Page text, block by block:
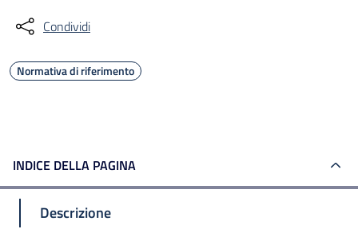
Condividi
Normativa di riferimento
INDICE DELLA PAGINA
Descrizione